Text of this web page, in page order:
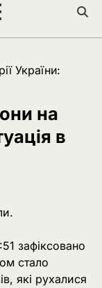
України:
на
в
зафіксовано
стало
які рухалися